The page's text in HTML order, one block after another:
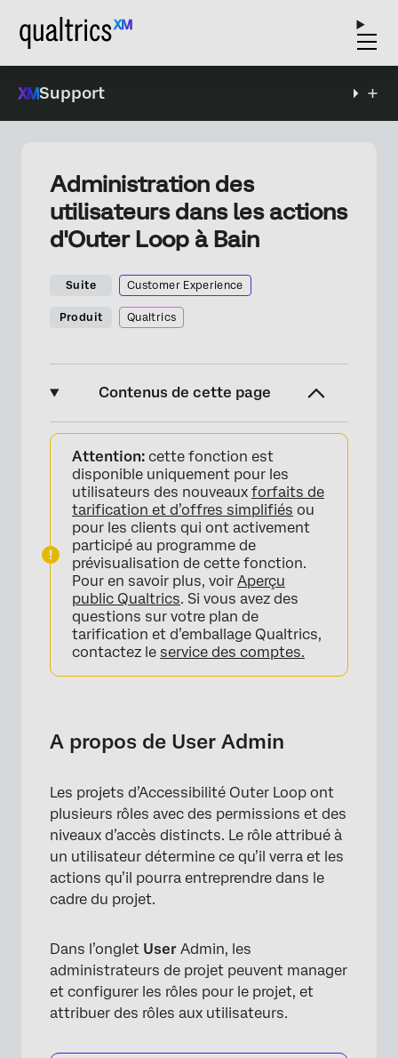
Support
Administration des
utilisateurs dans les actions
d'Outer Loop à Bain
Suite Customer Experience
Produit Qualtrics
Contenus de cette page
A propos de User Admin
Rôles et personnalités des utilisateurs
Créer &amp ; Modifier les rôles
Affectation d’utilisateurs à des rôles
Manager la configuration des rôles
Attention: cette fonction est
disponible uniquement pour les
utilisateurs des nouveaux forfaits de
tarification et d’offres simplifiés ou
pour les clients qui ont activement
participé au programme de
prévisualisation de cette fonction.
Pour en savoir plus, voir Aperçu
public Qualtrics. Si vous avez des
questions sur votre plan de
tarification et d’emballage Qualtrics,
contactez le service des comptes.
A propos de User Admin
Les projets d’Accessibilité Outer Loop ont
plusieurs rôles avec des permissions et des
niveaux d’accès distincts. Le rôle attribué à
un utilisateur détermine ce qu’il verra et les
actions qu’il pourra entreprendre dans le
cadre du projet.
Dans l’onglet User Admin, les
administrateurs de projet peuvent manager
et configurer les rôles pour le projet, et
attribuer des rôles aux utilisateurs.